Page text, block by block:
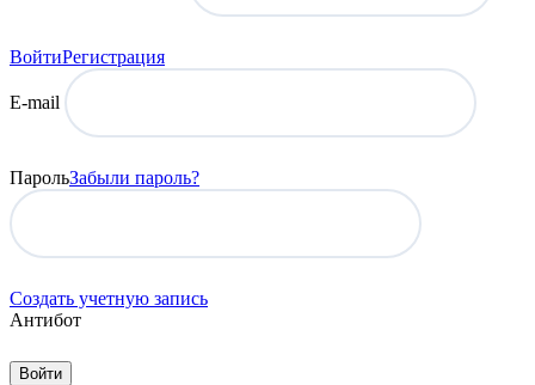
ВойтиРегистрация
E-mail
ПарольЗабыли пароль?
Создать учетную запись
Антибот
Войти